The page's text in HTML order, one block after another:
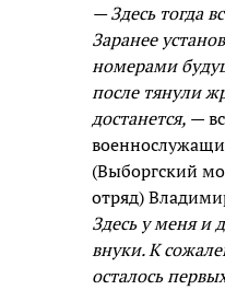
— Здесь тогда
Заранее
номерами
после тянули
достанется, —
(Выборгский
отряд)
Здесь у меня и
внуки. К
осталось